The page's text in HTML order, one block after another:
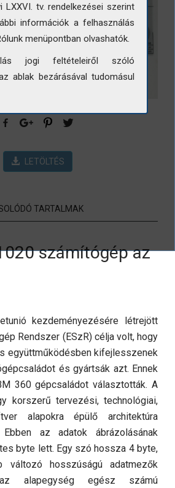
LETÖLTÉS
TARTALMAK
számítógép az
kezdeményezésére létrejött
Rendszer (ESzR) célja volt, hogy
együttműködésben kifejlesszenek
és gyártsák azt. Ennek
360 gépcsaládot választották. A
korszerű tervezési, technológiai,
alapokra épülő architektúra
az adatok ábrázolásának
byte lett. Egy szó hossza 4 byte,
változó hosszúságú adatmezők
alapegység egész számú
LXXVI. tv. rendelkezései szerint
információk a felhasználás
menüpontban olvashatók.
jogi feltételeiről szóló
ablak bezárásával tudomásul